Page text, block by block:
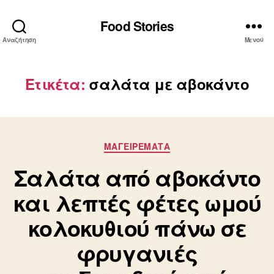
Αναζήτηση
Food Stories
Μενού
Ετικέτα: σαλάτα με αβοκάντο
Κατηγορίες
ΜΑΓΕΙΡΕΜΑΤΑ
Σαλάτα από αβοκάντο
και λεπτές φέτες ωμού
κολοκυθιού πάνω σε
φρυγανιές